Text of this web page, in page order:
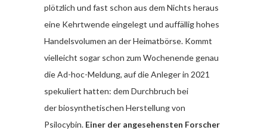
plötzlich und fast schon aus dem Nichts heraus
eine Kehrtwende eingelegt und auffällig hohes
Handelsvolumen an der Heimatbörse. Kommt
vielleicht sogar schon zum Wochenende genau
die Ad-hoc-Meldung, auf die Anleger in 2021
spekuliert hatten: dem Durchbruch bei
der biosynthetischen Herstellung von
Psilocybin. Einer der angesehensten Forscher